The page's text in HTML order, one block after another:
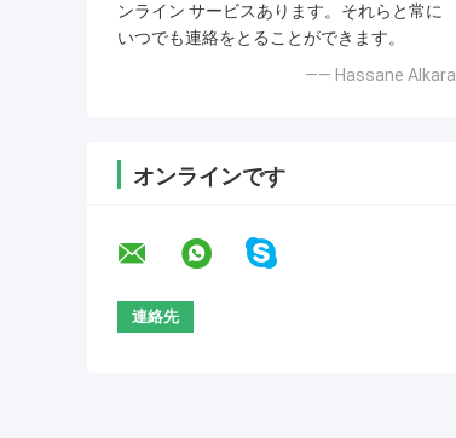
ンライン サービスあります。それらと常に
いつでも連絡をとることができます。
—— Hassane Alkara
オンラインです